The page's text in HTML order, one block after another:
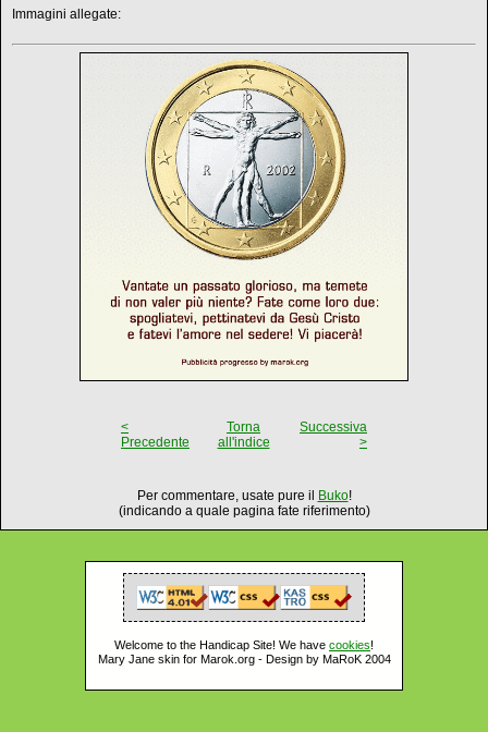
Immagini allegate:
<
Precedente
Torna
all'indice
Successiva
>
Per commentare, usate pure il Buko!
(indicando a quale pagina fate riferimento)
Welcome to the Handicap Site! We have cookies!
Mary Jane skin for Marok.org - Design by MaRoK 2004